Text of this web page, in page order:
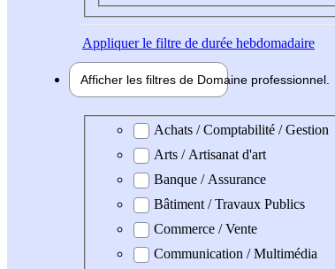
Appliquerle filtre de durée hebdomadaire
Afficher les filtres de Domaine professionnel
Domaine professionel
Achats / Comptabilité / Gestion
Arts / Artisanat d'art
Banque / Assurance
Bâtiment / Travaux Publics
Commerce / Vente
Communication / Multimédia